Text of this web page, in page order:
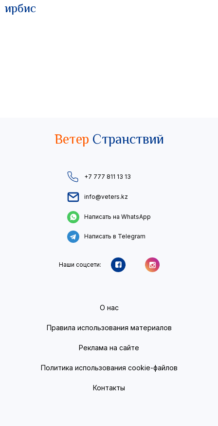
ирбис
Ветер Странствий
+7 777 811 13 13
info@veters.kz
Написать на WhatsApp
Написать в Telegram
Наши соцсети:
О нас
Правила использования материалов
Реклама на сайте
Политика использования cookie-файлов
Контакты